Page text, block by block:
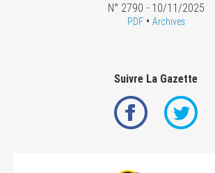
N° 2790 - 10/11/2025
PDF• Archives
Suivre La Gazette